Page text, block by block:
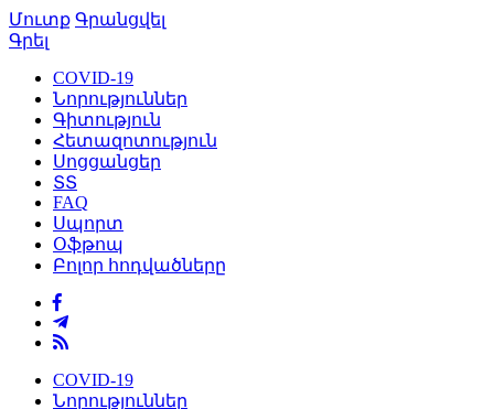
Մուտք Գրանցվել
Գրել
COVID-19
Նորություններ
Գիտություն
Հետազոտություն
Սոցցանցեր
ՏՏ
FAQ
Սպորտ
Օֆթոպ
Բոլոր հոդվածները
COVID-19
Նորություններ